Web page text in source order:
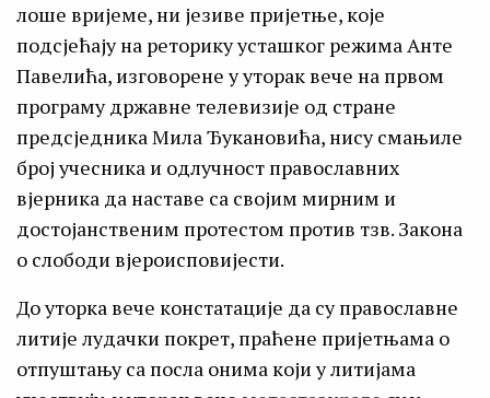
лоше вријеме, ни језиве пријетње, које
подсјећају на реторику усташког режима Анте
Павелића, изговорене у уторак вече на првом
програму државне телевизије од стране
предсједника Мила Ђукановића, нису смањиле
број учесника и одлучност православних
вјерника да наставе са својим мирним и
достојанственим протестом против тзв. Закона
о слободи вјероисповијести.
До уторка вече констатације да су православне
литије лудачки покрет, праћене пријетњама о
отпуштању са посла онима који у литијама